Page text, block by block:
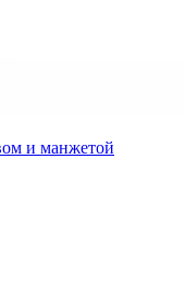
и манжетой